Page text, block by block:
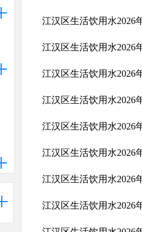
江汉区生活饮用水2026
江汉区生活饮用水2026
江汉区生活饮用水2026
江汉区生活饮用水2026
江汉区生活饮用水2026
江汉区生活饮用水2026
江汉区生活饮用水2026
江汉区生活饮用水2026